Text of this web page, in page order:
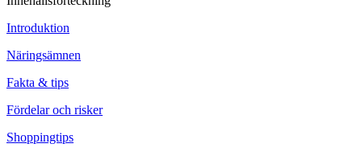
Introduktion
Näringsämnen
Fakta & tips
Fördelar och risker
Shoppingtips